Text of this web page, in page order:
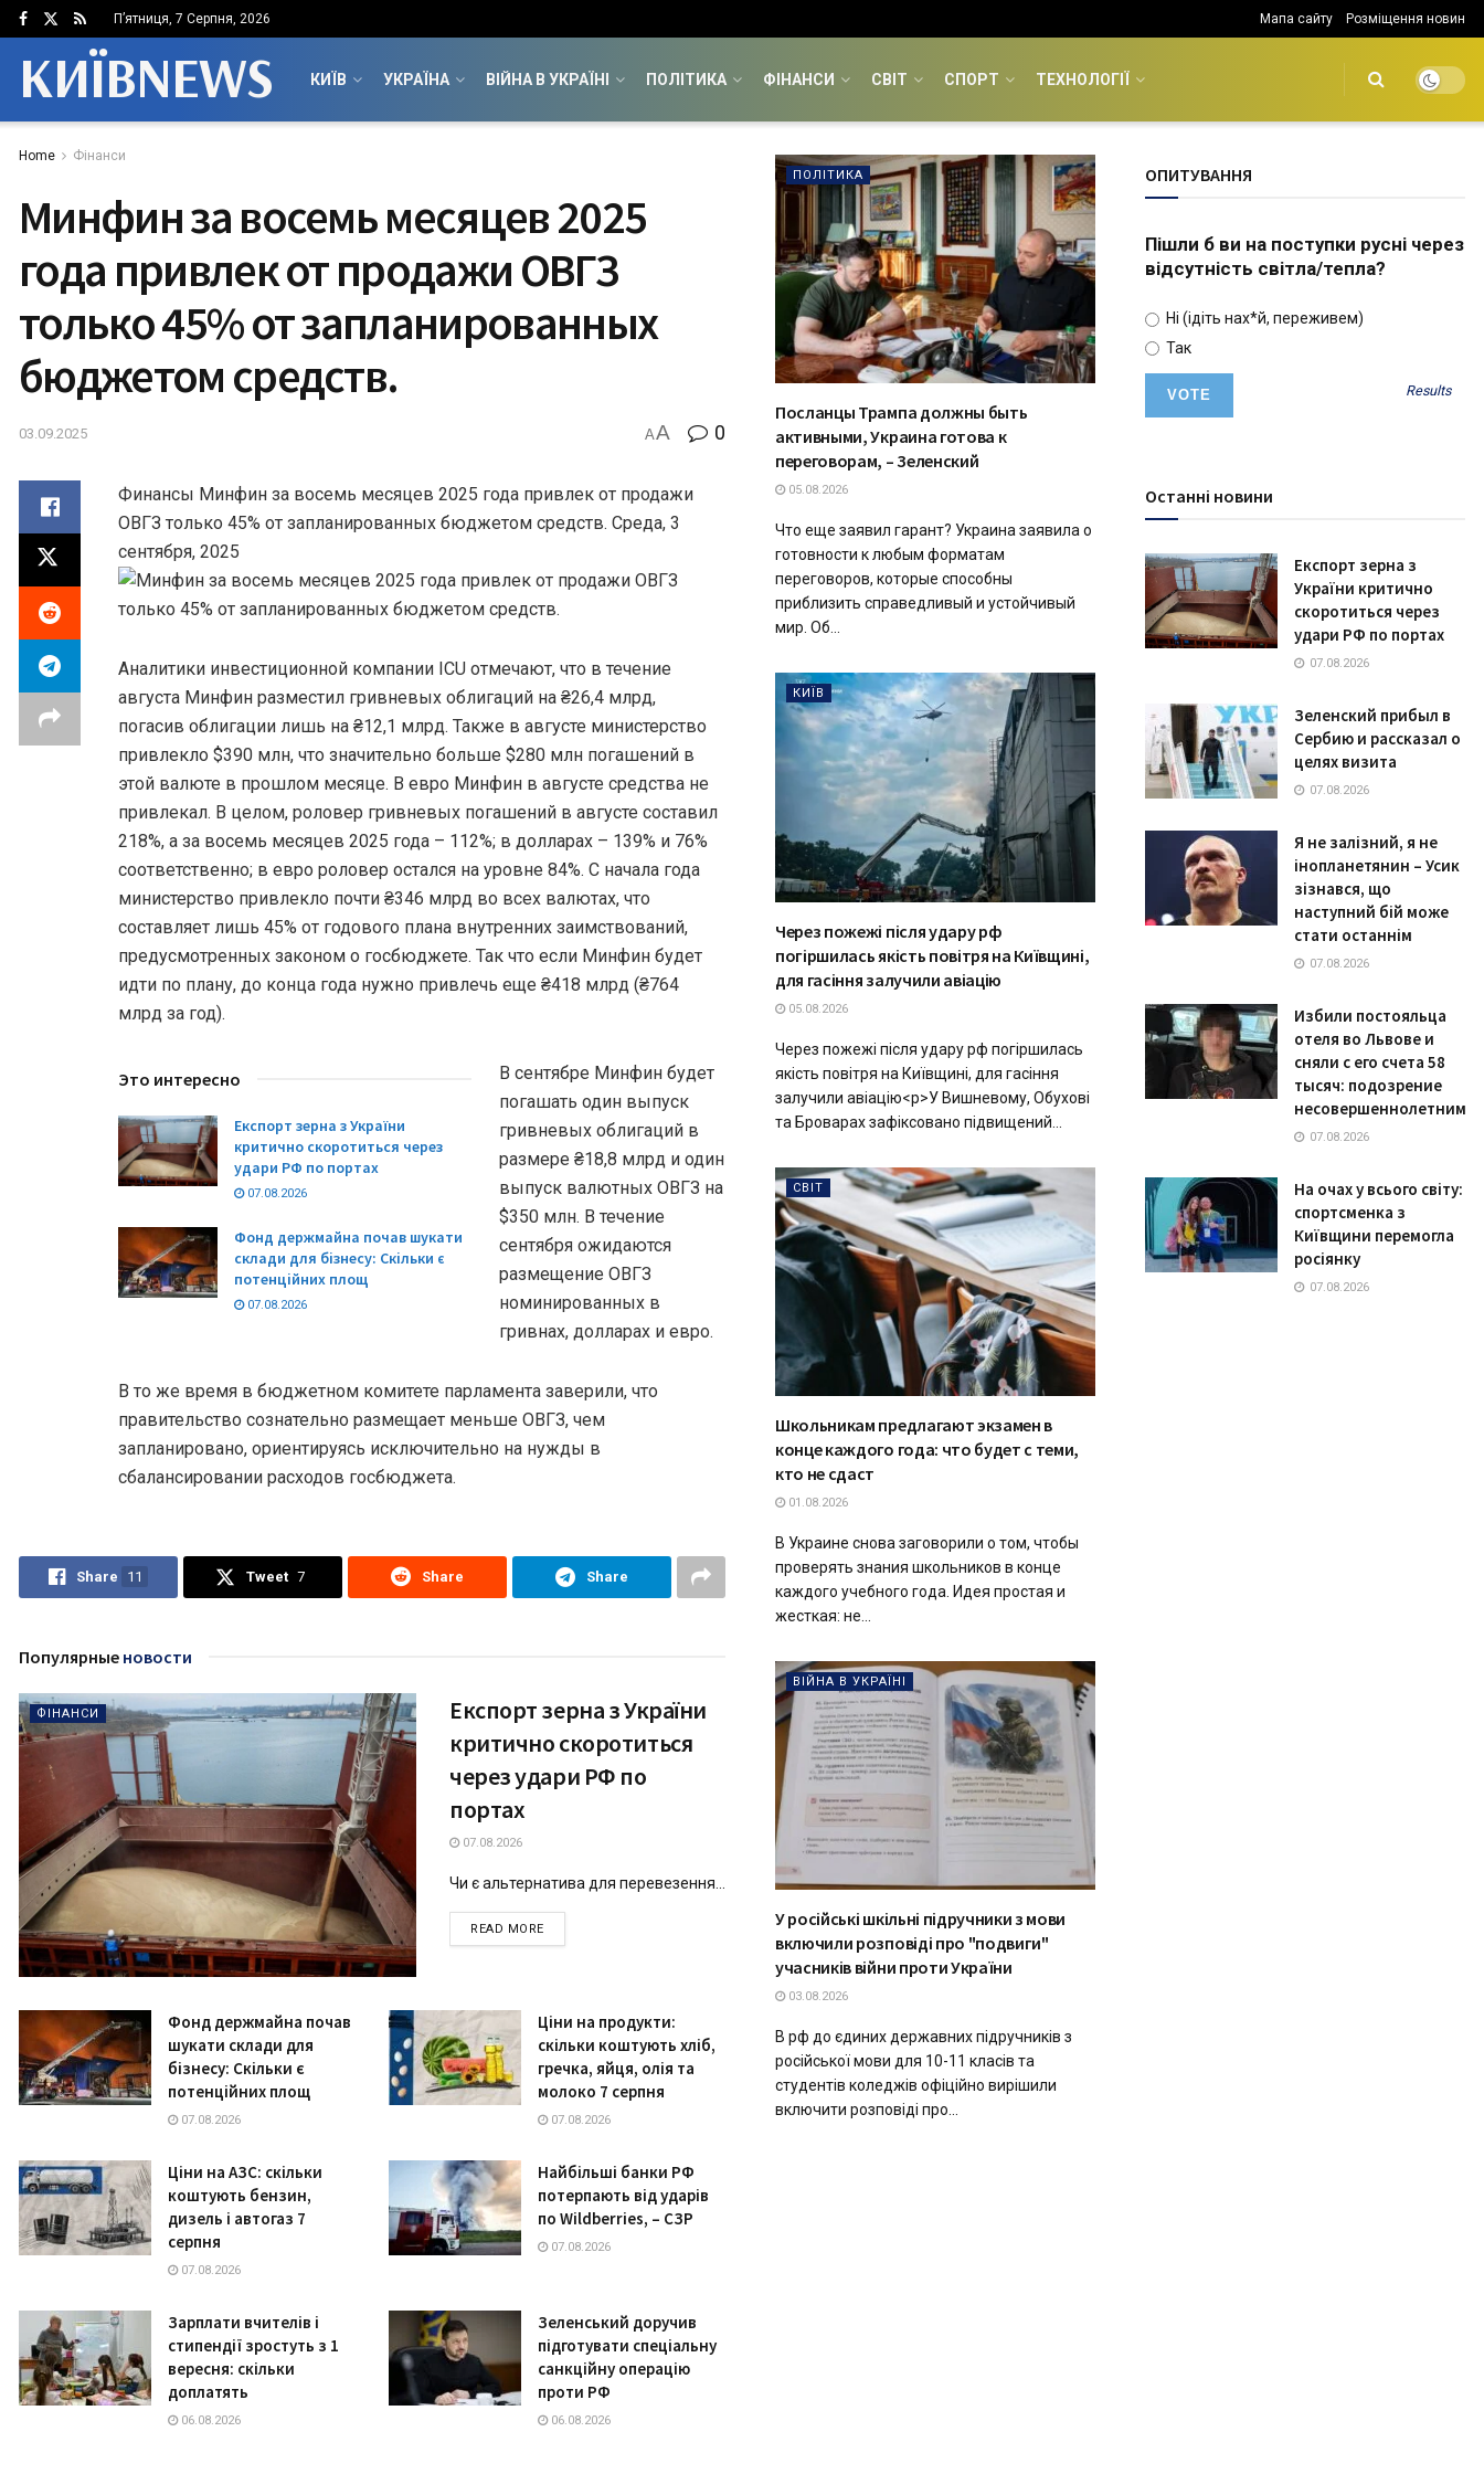
П’ятниця, 7 Серпня, 2026 Мапа сайту Розміщення новин
КИЇВNEWS КИЇВ УКРАЇНА ВІЙНА В УКРАЇНІ ПОЛІТИКА ФІНАНСИ СВІТ СПОРТ ТЕХНОЛОГІЇ
Home Фінанси
Минфин за восемь месяцев 2025
года привлек от продажи ОВГЗ
только 45% от запланированных
бюджетом средств.
03.09.2025 AA 0
Финансы Минфин за восемь месяцев 2025 года привлек от продажи
ОВГЗ только 45% от запланированных бюджетом средств. Среда, 3
сентября, 2025
Аналитики инвестиционной компании ICU отмечают, что в течение
августа Минфин разместил гривневых облигаций на ₴26,4 млрд,
погасив облигации лишь на ₴12,1 млрд. Также в августе министерство
привлекло $390 млн, что значительно больше $280 млн погашений в
этой валюте в прошлом месяце. В евро Минфин в августе средства не
привлекал. В целом, роловер гривневых погашений в августе составил
218%, а за восемь месяцев 2025 года – 112%; в долларах – 139% и 76%
соответственно; в евро роловер остался на уровне 84%. С начала года
министерство привлекло почти ₴346 млрд во всех валютах, что
составляет лишь 45% от годового плана внутренних заимствований,
предусмотренных законом о госбюджете. Так что если Минфин будет
идти по плану, до конца года нужно привлечь еще ₴418 млрд (₴764
млрд за год).
Это интересно
Експорт зерна з України
критично скоротиться через
удари РФ по портах
07.08.2026
Фонд держмайна почав шукати
склади для бізнесу: Скільки є
потенційних площ
07.08.2026
В сентябре Минфин будет
погашать один выпуск
гривневых облигаций в
размере ₴18,8 млрд и один
выпуск валютных ОВГЗ на
$350 млн. В течение
сентября ожидаются
размещение ОВГЗ
номинированных в
гривнах, долларах и евро.
В то же время в бюджетном комитете парламента заверили, что
правительство сознательно размещает меньше ОВГЗ, чем
запланировано, ориентируясь исключительно на нужды в
сбалансировании расходов госбюджета.
Share 11 Tweet 7 Share Share
Популярные новости
ФІНАНСИ
Експорт зерна з України
критично скоротиться
через удари РФ по
портах
07.08.2026
Чи є альтернатива для перевезення...
READ MOREDETAILS
Фонд держмайна почав
шукати склади для
бізнесу: Скільки є
потенційних площ
07.08.2026
Ціни на продукти:
скільки коштують хліб,
гречка, яйця, олія та
молоко 7 серпня
07.08.2026
Ціни на АЗС: скільки
коштують бензин,
дизель і автогаз 7
серпня
07.08.2026
Найбільші банки РФ
потерпають від ударів
по Wildberries, – СЗР
07.08.2026
Зарплати вчителів і
стипендії зростуть з 1
вересня: скільки
доплатять
06.08.2026
Зеленський доручив
підготувати спеціальну
санкційну операцію
проти РФ
06.08.2026
ПОЛІТИКА
Посланцы Трампа должны быть
активными, Украина готова к
переговорам, – Зеленский
05.08.2026
Что еще заявил гарант? Украина заявила о
готовности к любым форматам
переговоров, которые способны
приблизить справедливый и устойчивый
мир. Об...
КИЇВ
Через пожежі після удару рф
погіршилась якість повітря на Київщині,
для гасіння залучили авіацію
05.08.2026
Через пожежі після удару рф погіршилась
якість повітря на Київщині, для гасіння
залучили авіацію<p>У Вишневому, Обухові
та Броварах зафіксовано підвищений...
СВІТ
Школьникам предлагают экзамен в
конце каждого года: что будет с теми,
кто не сдаст
01.08.2026
В Украине снова заговорили о том, чтобы
проверять знания школьников в конце
каждого учебного года. Идея простая и
жесткая: не...
ВІЙНА В УКРАЇНІ
У російські шкільні підручники з мови
включили розповіді про "подвиги"
учасників війни проти України
03.08.2026
В рф до єдиних державних підручників з
російської мови для 10-11 класів та
студентів коледжів офіційно вирішили
включити розповіді про...
ОПИТУВАННЯ
Пішли б ви на поступки русні через
відсутність світла/тепла?
Ні (ідіть нах*й, переживем)
Так
Results
Останні новини
Експорт зерна з
України критично
скоротиться через
удари РФ по портах
07.08.2026
Зеленский прибыл в
Сербию и рассказал о
целях визита
07.08.2026
Я не залізний, я не
інопланетянин – Усик
зізнався, що
наступний бій може
стати останнім
07.08.2026
Избили постояльца
отеля во Львове и
сняли с его счета 58
тысяч: подозрение
несовершеннолетним
07.08.2026
На очах у всього світу:
спортсменка з
Київщини перемогла
росіянку
07.08.2026